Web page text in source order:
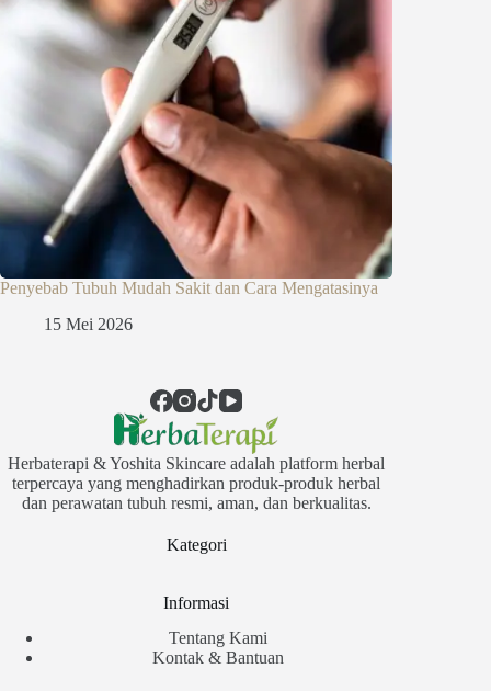
Penyebab Tubuh Mudah Sakit dan Cara Mengatasinya
15 Mei 2026
Herbaterapi & Yoshita Skincare adalah platform herbal
terpercaya yang menghadirkan produk-produk herbal
dan perawatan tubuh resmi, aman, dan berkualitas.
Kategori
Informasi
Tentang Kami
Kontak & Bantuan